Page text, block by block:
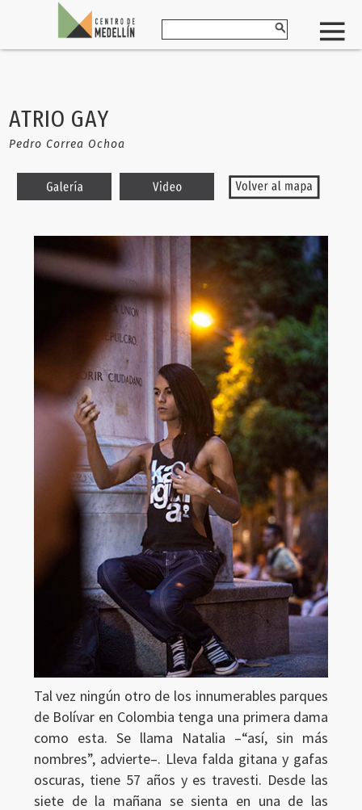
ATRIO GAY
Pedro Correa Ochoa
Tal vez ningún otro de los innumerables parques
de Bolívar en Colombia tenga una primera dama
como esta. Se llama Natalia –“así, sin más
nombres”, advierte–. Lleva falda gitana y gafas
oscuras, tiene 57 años y es travesti. Desde las
siete de la mañana se sienta en una de las